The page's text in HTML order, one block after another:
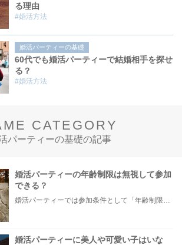
る理由
#婚活方法
婚活パーティーの基礎
60代でも婚活パーティーで結婚相手を探せ
る？
#婚活方法
CATEGORY
パーティーの基礎の記事
婚活パーティーの年齢制限は無視して参加
できる？
婚活パーティーに美人や可愛い子はいな